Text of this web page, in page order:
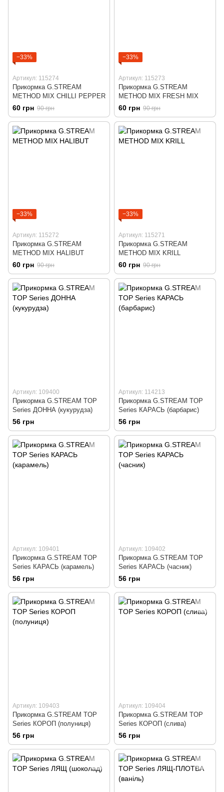
−33%
Артикул: 115274
Прикормка G.STREAM
METHOD MIX CHILLI PEPPER
60 грн 90 грн
−33%
Артикул: 115273
Прикормка G.STREAM
METHOD MIX FRESH MIX
60 грн 90 грн
−33%
Артикул: 115272
Прикормка G.STREAM
METHOD MIX HALIBUT
60 грн 90 грн
−33%
Артикул: 115271
Прикормка G.STREAM
METHOD MIX KRILL
60 грн 90 грн
Артикул: 109400
Прикормка G.STREAM TOP
Series ДОННА (кукурудза)
56 грн
Артикул: 114213
Прикормка G.STREAM TOP
Series КАРАСЬ (барбарис)
56 грн
Артикул: 109401
Прикормка G.STREAM TOP
Series КАРАСЬ (карамель)
56 грн
Артикул: 109402
Прикормка G.STREAM TOP
Series КАРАСЬ (часник)
56 грн
Артикул: 109403
Прикормка G.STREAM TOP
Series КОРОП (полуниця)
56 грн
Артикул: 109404
Прикормка G.STREAM TOP
Series КОРОП (слива)
56 грн